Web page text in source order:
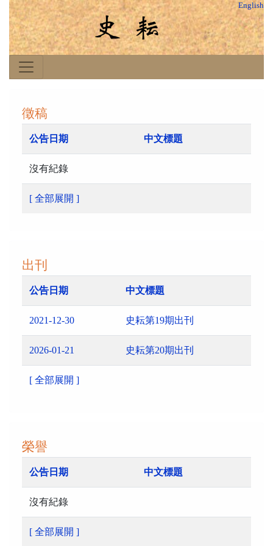
English
徵稿
公告日期 中文標題
沒有紀錄
[ 全部展開 ]
出刊
公告日期 中文標題
2021-12-30 史耘第19期出刊
2026-01-21 史耘第20期出刊
[ 全部展開 ]
榮譽
公告日期 中文標題
沒有紀錄
[ 全部展開 ]